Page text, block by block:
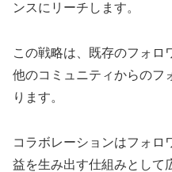
ンスにリーチします。
この戦略は、既存のフォロ
他のコミュニティからのフ
ります。
コラボレーションはフォロ
益を生み出す仕組みとして